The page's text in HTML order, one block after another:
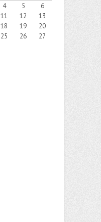
4 5
6
11 12
13
18 19
20
25 26
27